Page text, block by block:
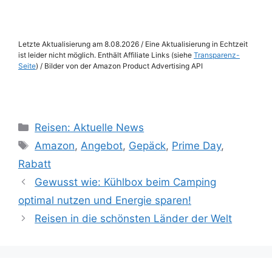
Letzte Aktualisierung am 8.08.2026 / Eine Aktualisierung in Echtzeit
ist leider nicht möglich. Enthält Affiliate Links (siehe Transparenz-
Seite) / Bilder von der Amazon Product Advertising API
Kategorien
Reisen: Aktuelle News
Schlagwörter
Amazon, Angebot, Gepäck, Prime Day,
Rabatt
Gewusst wie: Kühlbox beim Camping
optimal nutzen und Energie sparen!
Reisen in die schönsten Länder der Welt